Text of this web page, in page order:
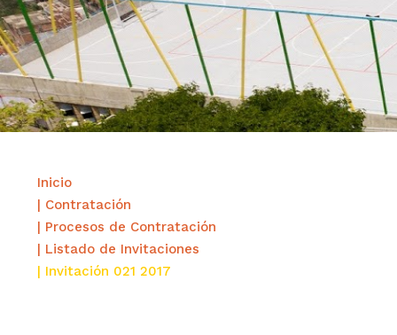
Inicio
| Contratación
| Procesos de Contratación
| Listado de Invitaciones
| Invitación 021 2017